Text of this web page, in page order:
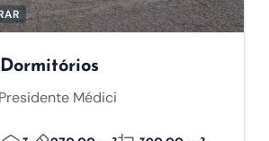
Médici